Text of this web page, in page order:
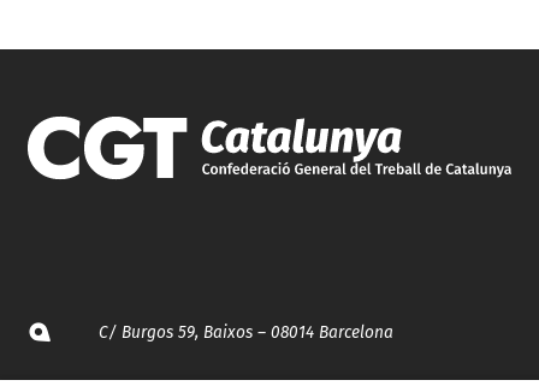
C/ Burgos 59, Baixos – 08014 Barcelona